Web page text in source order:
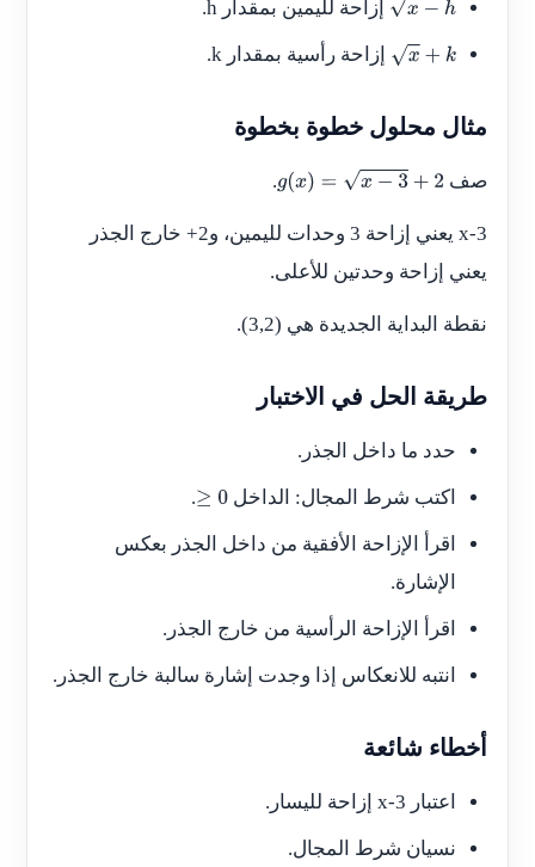
x−h إزاحة لليمين بمقدار h
.
x+k إزاحة رأسية بمقدار k
.
مثال محلول خطوة بخطوة
صف g(x) =x −3+ 2
.
x-3يعني إزاحة 3 وحدات لليمين، و +2خارج الجذر
يعني إزاحة وحدتين للأعلى.
نقطة البداية الجديدة هي (3,2)
.
طريقة الحل في الاختبار
حدد ما داخل الجذر.
اكتب شرط المجال: الداخل ≥0
.
اقرأ الإزاحة الأفقية من داخل الجذر بعكس
الإشارة.
اقرأ الإزاحة الرأسية من خارج الجذر.
انتبه للانعكاس إذا وجدت إشارة سالبة خارج الجذر.
أخطاء شائعة
اعتبار x-3إزاحة لليسار.
نسيان شرط المجال.